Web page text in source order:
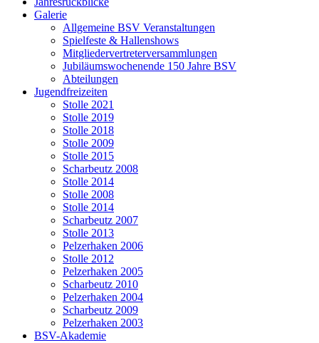
Galerie
Allgemeine BSV Veranstaltungen
Spielfeste & Hallenshows
Mitgliedervertreterversammlungen
Jubiläumswochenende 150 Jahre BSV
Abteilungen
Jugendfreizeiten
Stolle 2021
Stolle 2019
Stolle 2018
Stolle 2009
Stolle 2015
Scharbeutz 2008
Stolle 2014
Stolle 2008
Stolle 2014
Scharbeutz 2007
Stolle 2013
Pelzerhaken 2006
Stolle 2012
Pelzerhaken 2005
Scharbeutz 2010
Pelzerhaken 2004
Scharbeutz 2009
Pelzerhaken 2003
BSV-Akademie